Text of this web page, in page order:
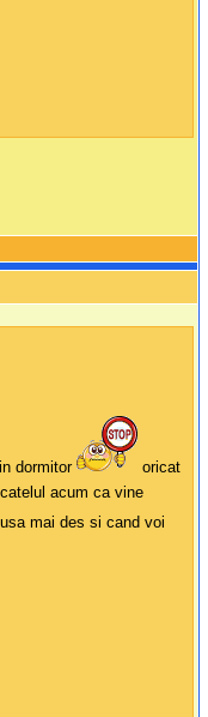
dormitor
oricat
acum ca vine
mai des si cand voi